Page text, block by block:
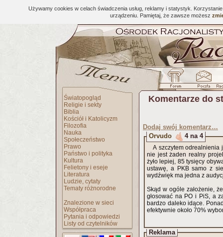
Używamy cookies w celach świadczenia usług, reklamy i statystyk.
urządzeniu. Pamiętaj, że zawsze możesz
Światopogląd
Religie i sekty
Biblia
Kościół i Katolicyzm
Filozofia
Nauka
Społeczeństwo
Prawo
Państwo i polityka
Kultura
Felietony i eseje
Literatura
Ludzie, cytaty
Tematy różnorodne
Znalezione w sieci
Współpraca
Pytania i odpowiedzi
Listy od czytelników
Komentarze do
Dodaj swój komentarz…
Orvudo
4 na 4
A szczytem odrealnienia
nie jest żaden realny
żyło lepiej, 85 tysięcy
ustawę, a PKB samo z
wydźwięk ma jedna z
Skąd w ogóle założenie,
głosować na PO i PiS, a
bardzo daleko idące.
efektywnie około 70%
Reklama